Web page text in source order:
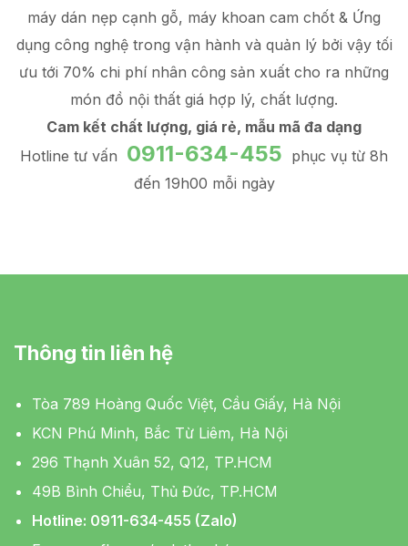
máy dán nẹp cạnh gỗ, máy khoan cam chốt & Ứng
dụng công nghệ trong vận hành và quản lý bởi vậy tối
ưu tới 70% chi phí nhân công sản xuất cho ra những
món đồ nội thất giá hợp lý, chất lượng.
Cam kết chất lượng, giá rẻ, mẫu mã đa dạng
Hotline tư vấn 0911-634-455 phục vụ từ 8h
đến 19h00 mỗi ngày
Thông tin liên hệ
Tòa 789 Hoàng Quốc Việt, Cầu Giấy, Hà Nội
KCN Phú Minh, Bắc Từ Liêm, Hà Nội
296 Thạnh Xuân 52, Q12, TP.HCM
49B Bình Chiểu, Thủ Đức, TP.HCM
Hotline: 0911-634-455 (Zalo)